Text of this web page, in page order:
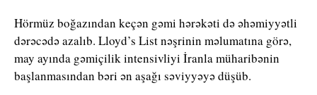
Hörmüz boğazından keçən gəmi hərəkəti də əhəmiyyətli
dərəcədə azalıb. Lloyd’s List nəşrinin məlumatına görə,
may ayında gəmiçilik intensivliyi İranla müharibənin
başlanmasından bəri ən aşağı səviyyəyə düşüb.